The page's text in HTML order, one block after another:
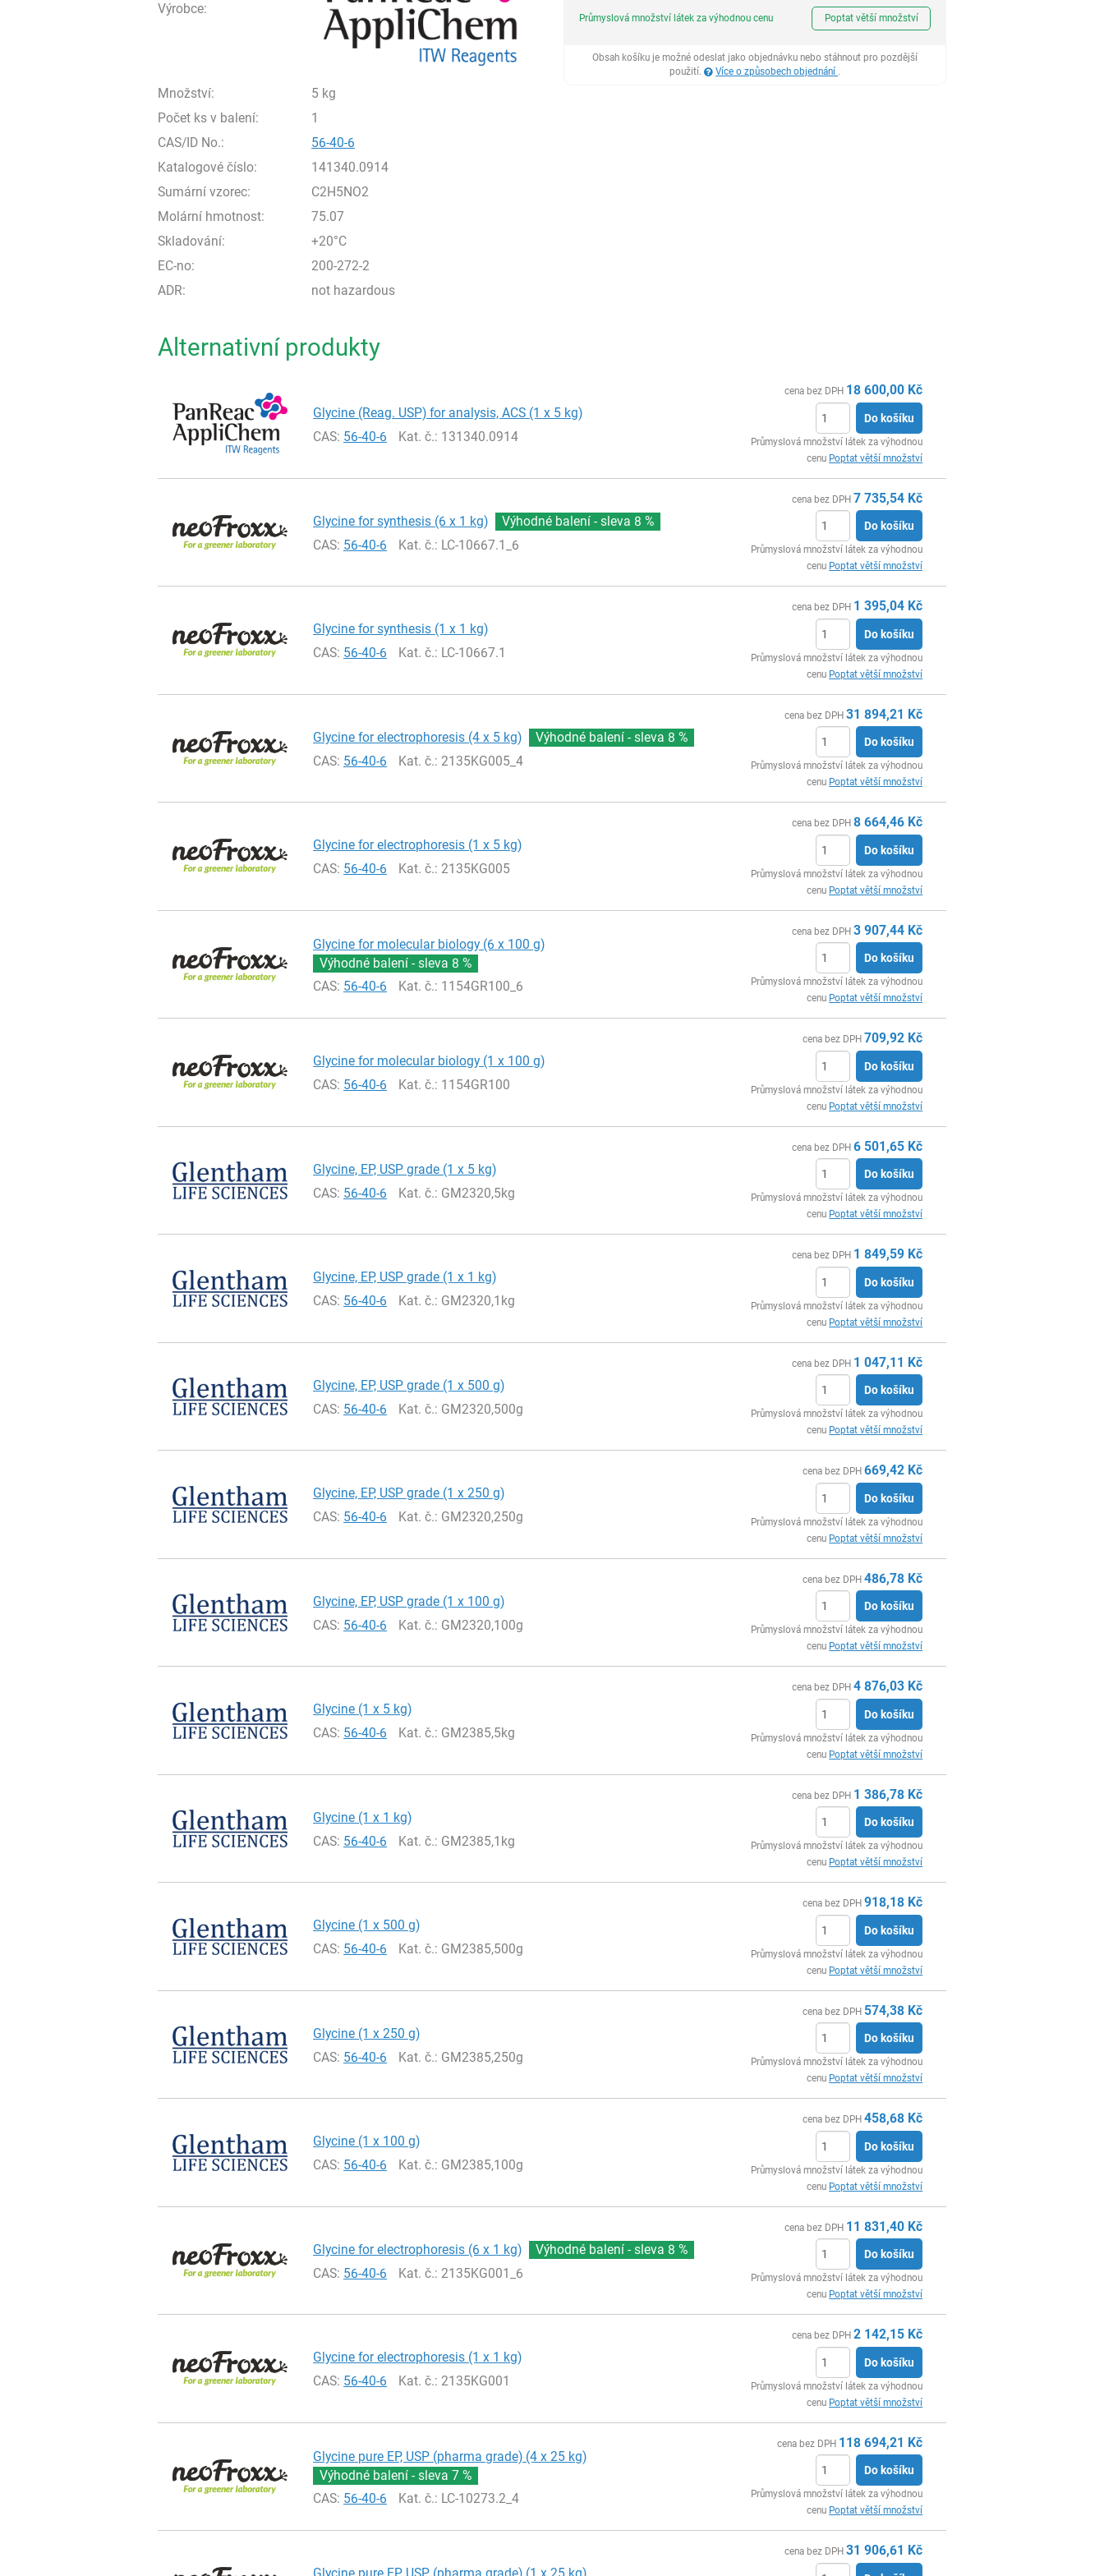
Výrobce:
Množství:
5 kg
Počet ks v balení:
1
CAS/ID No.:
56-40-6
Katalogové číslo:
141340.0914
Sumární vzorec:
C2H5NO2
Molární hmotnost:
75.07
Skladování:
+20°C
EC-no:
200-272-2
ADR:
not hazardous
Průmyslová množství látek za výhodnou cenu Poptat větší množství
Obsah košíku je možné odeslat jako objednávku nebo stáhnout pro pozdější
použití.
Více o způsobech objednání .
Alternativní produkty
Glycine (Reag. USP) for analysis, ACS (1 x 5 kg)
CAS: 56-40-6 Kat. č.: 131340.0914
cena bez DPH 18 600,00 Kč
Do košíku
Průmyslová množství látek za výhodnou
cenu Poptat větší množství
Glycine for synthesis (6 x 1 kg) Výhodné balení - sleva 8 %
CAS: 56-40-6 Kat. č.: LC-10667.1_6
cena bez DPH 7 735,54 Kč
Do košíku
Průmyslová množství látek za výhodnou
cenu Poptat větší množství
Glycine for synthesis (1 x 1 kg)
CAS: 56-40-6 Kat. č.: LC-10667.1
cena bez DPH 1 395,04 Kč
Do košíku
Průmyslová množství látek za výhodnou
cenu Poptat větší množství
Glycine for electrophoresis (4 x 5 kg) Výhodné balení - sleva 8 %
CAS: 56-40-6 Kat. č.: 2135KG005_4
cena bez DPH 31 894,21 Kč
Do košíku
Průmyslová množství látek za výhodnou
cenu Poptat větší množství
Glycine for electrophoresis (1 x 5 kg)
CAS: 56-40-6 Kat. č.: 2135KG005
cena bez DPH 8 664,46 Kč
Do košíku
Průmyslová množství látek za výhodnou
cenu Poptat větší množství
Glycine for molecular biology (6 x 100 g)
Výhodné balení - sleva 8 %
CAS: 56-40-6 Kat. č.: 1154GR100_6
cena bez DPH 3 907,44 Kč
Do košíku
Průmyslová množství látek za výhodnou
cenu Poptat větší množství
Glycine for molecular biology (1 x 100 g)
CAS: 56-40-6 Kat. č.: 1154GR100
cena bez DPH 709,92 Kč
Do košíku
Průmyslová množství látek za výhodnou
cenu Poptat větší množství
Glycine, EP, USP grade (1 x 5 kg)
CAS: 56-40-6 Kat. č.: GM2320,5kg
cena bez DPH 6 501,65 Kč
Do košíku
Průmyslová množství látek za výhodnou
cenu Poptat větší množství
Glycine, EP, USP grade (1 x 1 kg)
CAS: 56-40-6 Kat. č.: GM2320,1kg
cena bez DPH 1 849,59 Kč
Do košíku
Průmyslová množství látek za výhodnou
cenu Poptat větší množství
Glycine, EP, USP grade (1 x 500 g)
CAS: 56-40-6 Kat. č.: GM2320,500g
cena bez DPH 1 047,11 Kč
Do košíku
Průmyslová množství látek za výhodnou
cenu Poptat větší množství
Glycine, EP, USP grade (1 x 250 g)
CAS: 56-40-6 Kat. č.: GM2320,250g
cena bez DPH 669,42 Kč
Do košíku
Průmyslová množství látek za výhodnou
cenu Poptat větší množství
Glycine, EP, USP grade (1 x 100 g)
CAS: 56-40-6 Kat. č.: GM2320,100g
cena bez DPH 486,78 Kč
Do košíku
Průmyslová množství látek za výhodnou
cenu Poptat větší množství
Glycine (1 x 5 kg)
CAS: 56-40-6 Kat. č.: GM2385,5kg
cena bez DPH 4 876,03 Kč
Do košíku
Průmyslová množství látek za výhodnou
cenu Poptat větší množství
Glycine (1 x 1 kg)
CAS: 56-40-6 Kat. č.: GM2385,1kg
cena bez DPH 1 386,78 Kč
Do košíku
Průmyslová množství látek za výhodnou
cenu Poptat větší množství
Glycine (1 x 500 g)
CAS: 56-40-6 Kat. č.: GM2385,500g
cena bez DPH 918,18 Kč
Do košíku
Průmyslová množství látek za výhodnou
cenu Poptat větší množství
Glycine (1 x 250 g)
CAS: 56-40-6 Kat. č.: GM2385,250g
cena bez DPH 574,38 Kč
Do košíku
Průmyslová množství látek za výhodnou
cenu Poptat větší množství
Glycine (1 x 100 g)
CAS: 56-40-6 Kat. č.: GM2385,100g
cena bez DPH 458,68 Kč
Do košíku
Průmyslová množství látek za výhodnou
cenu Poptat větší množství
Glycine for electrophoresis (6 x 1 kg) Výhodné balení - sleva 8 %
CAS: 56-40-6 Kat. č.: 2135KG001_6
cena bez DPH 11 831,40 Kč
Do košíku
Průmyslová množství látek za výhodnou
cenu Poptat větší množství
Glycine for electrophoresis (1 x 1 kg)
CAS: 56-40-6 Kat. č.: 2135KG001
cena bez DPH 2 142,15 Kč
Do košíku
Průmyslová množství látek za výhodnou
cenu Poptat větší množství
Glycine pure EP, USP (pharma grade) (4 x 25 kg)
Výhodné balení - sleva7 %
CAS: 56-40-6 Kat. č.: LC-10273.2_4
cena bez DPH 118 694,21 Kč
Do košíku
Průmyslová množství látek za výhodnou
cenu Poptat větší množství
cena bez DPH 31 906,61 Kč